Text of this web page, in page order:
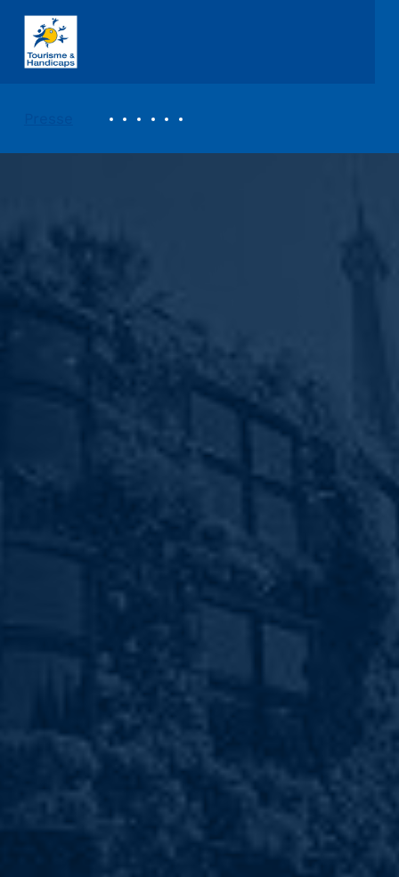
ASSOCIATION TOURISME ET HANDICAPS